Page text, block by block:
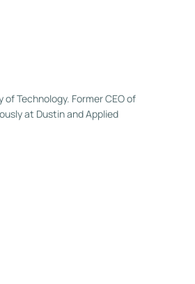
Technology. Former CEO of
at Dustin and Applied